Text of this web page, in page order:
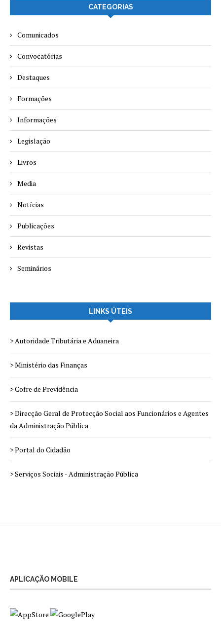
CATEGORIAS
Comunicados
Convocatórias
Destaques
Formações
Informações
Legislação
Livros
Media
Notícias
Publicações
Revistas
Seminários
LINKS ÚTEIS
> Autoridade Tributária e Aduaneira
> Ministério das Finanças
> Cofre de Previdência
> Direcção Geral de Protecção Social aos Funcionários e Agentes
da Administração Pública
> Portal do Cidadão
> Serviços Sociais - Administração Pública
APLICAÇÃO MOBILE